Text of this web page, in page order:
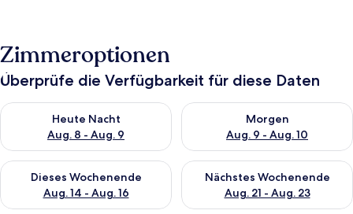
Zimmeroptionen
Überprüfe die Verfügbarkeit für diese Daten
Heute Nacht
Aug. 8 - Aug. 9
Überprüfe die Verfügbarkeit für heute Nacht, Aug. 8 - Aug. 9.
Morgen
Aug. 9 - Aug. 10
Überprüfe die Verfügbarkeit
Dieses Wochenende
Aug. 14 - Aug. 16
Überprüfe die Verfügbarkeit für dieses Wochenende, Aug. 14
Nächstes Wochenende
Aug. 21 - Aug. 23
Überprüfe die Verfügbarkeit